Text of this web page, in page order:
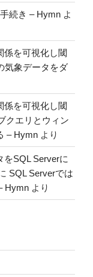
続き – Hymn よ
係を可視化し閾
気象データをダ
係を可視化し閾
クエリとウィン
– Hymn より
SQL Serverに
SQL Serverでは
Hymn より